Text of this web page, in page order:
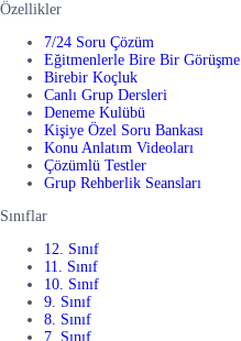
Özellikler
7/24 Soru Çözüm
Eğitmenlerle Bire Bir Görüşme
Birebir Koçluk
Canlı Grup Dersleri
Deneme Kulübü
Kişiye Özel Soru Bankası
Konu Anlatım Videoları
Çözümlü Testler
Grup Rehberlik Seansları
Sınıflar
12. Sınıf
11. Sınıf
10. Sınıf
9. Sınıf
8. Sınıf
7. Sınıf